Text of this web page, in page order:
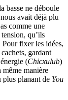
basse ne déboule
avait déjà plu
comme une
qu’ils
fixer les idées,
gardant
(Chicxulub)
manière
planant de You